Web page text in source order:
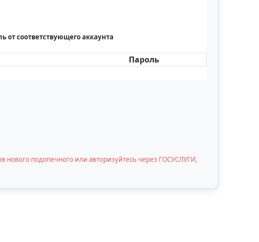
соответствующего аккаунта
Пароль
нового подопечного или авторизуйтесь через ГОСУСЛУГИ,